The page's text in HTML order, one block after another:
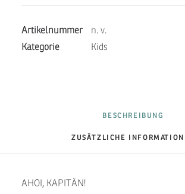
ANKER
Menge
Artikelnummer
n. v.
Kategorie
Kids
BESCHREIBUNG
ZUSÄTZLICHE
AHOI, KAPITÄN!